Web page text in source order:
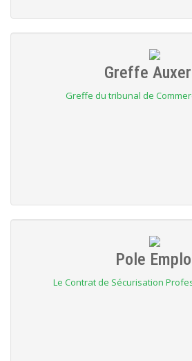
Greffe
Greffe du tribunal de
Pole
Le Contrat de Sécurisation